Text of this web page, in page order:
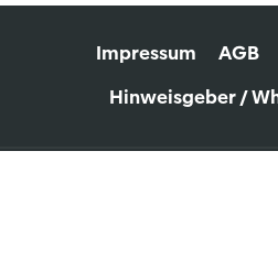
Impressum AGB
Hinweisgeber /